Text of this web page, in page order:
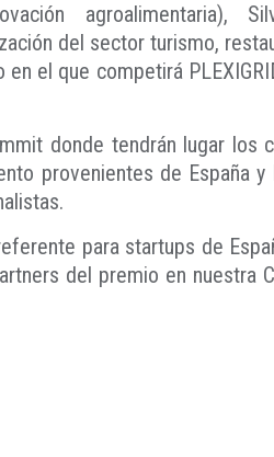
agroalimentaria),
del sector turismo,
el que competirá
donde tendrán lugar
provenientes de España
para startups de
del premio en nuestra